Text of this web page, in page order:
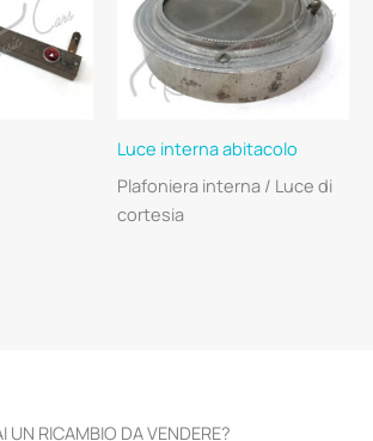
Luce interna abitacolo
Plafoniera interna / Luce di
cortesia
UN RICAMBIO DA VENDERE?